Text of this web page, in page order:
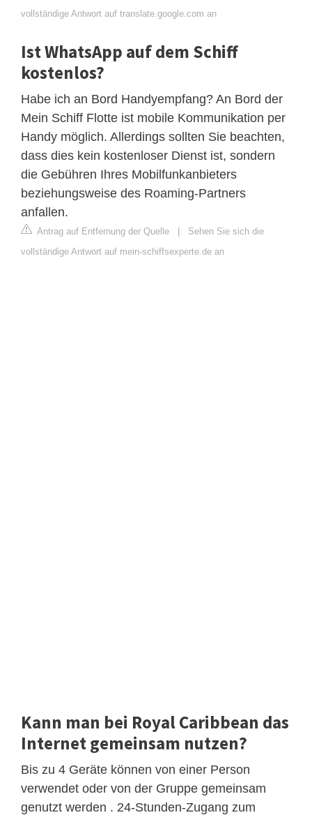
vollständige Antwort auf translate.google.com an
Ist WhatsApp auf dem Schiff
kostenlos?
Habe ich an Bord Handyempfang? An Bord der
Mein Schiff Flotte ist mobile Kommunikation per
Handy möglich. Allerdings sollten Sie beachten,
dass dies kein kostenloser Dienst ist, sondern
die Gebühren Ihres Mobilfunkanbieters
beziehungsweise des Roaming-Partners
anfallen.
Antrag auf Entfernung der Quelle | Sehen Sie sich die
vollständige Antwort auf mein-schiffsexperte.de an
Kann man bei Royal Caribbean das
Internet gemeinsam nutzen?
Bis zu 4 Geräte können von einer Person
verwendet oder von der Gruppe gemeinsam
genutzt werden . 24-Stunden-Zugang zum